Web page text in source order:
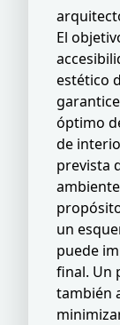
El
estético
óptimo
de
prevista
un
puede
final. Un
también